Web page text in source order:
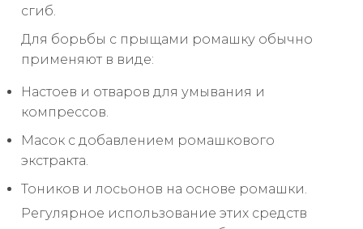
сгиб.
Для борьбы с прыщами ромашку обычно
применяют в виде:
Настоев и отваров для умывания и
компрессов.
Масок с добавлением ромашкового
экстракта.
Тоников и лосьонов на основе ромашки.
Регулярное использование этих средств